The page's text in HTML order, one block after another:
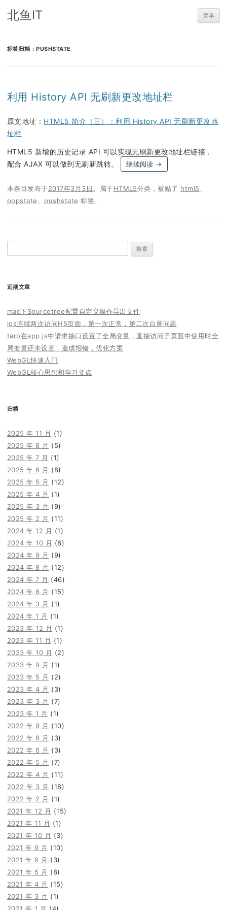
北鱼IT 菜单
标签归档：PUSHSTATE
利用 History API 无刷新更改地址栏
原文地址： HTML5 简介（三）：利用 History API 无刷新更改地
址栏
HTML5 新增的历史记录 API 可以实现无刷新更改地址栏链接，
配合 AJAX 可以做到无刷新跳转。
继续阅读 →
本条目发布于2017年3月3日 。属于HTML5分类，被贴了 html5
popstate
pushstate 标签。
索：
近期文章
mac下Sourcetree配置自定义操作导出文件
ios连续两次访问H5页面，第一次正常，第二次白屏问题
taro在app.js中请求接口设置了全局变量，直接访问子页面中使用时全
局变量还未设置，造成报错，优化方案
WebGL快速入门
WebGL核心思想和学习要点
归档
2025 年 11 月 (1)
2025 年 8 月 (5)
2025 年 7 月 (1)
2025 年 6 月 (8)
2025 年 5 月 (12)
2025 年 4 月 (1)
2025 年 3 月 (9)
2025 年 2 月 (11)
2024 年 12 月 (1)
2024 年 10 月 (8)
2024 年 9 月 (9)
2024 年 8 月 (12)
2024 年 7 月 (46)
2024 年 6 月 (15)
2024 年 3 月 (1)
2024 年 1 月 (1)
2023 年 12 月 (1)
2023 年 11 月 (1)
2023 年 10 月 (2)
2023 年 9 月 (1)
2023 年 5 月 (2)
2023 年 4 月 (3)
2023 年 3 月 (7)
2023 年 1 月 (1)
2022 年 9 月 (10)
2022 年 8 月 (3)
2022 年 6 月 (3)
2022 年 5 月 (7)
2022 年 4 月 (11)
2022 年 3 月 (18)
2022 年 2 月 (1)
2021 年 12 月 (15)
2021 年 11 月 (1)
2021 年 10 月 (3)
2021 年 9 月 (10)
2021 年 8 月 (3)
2021 年 5 月 (8)
2021 年 4 月 (15)
2021 年 3 月 (1)